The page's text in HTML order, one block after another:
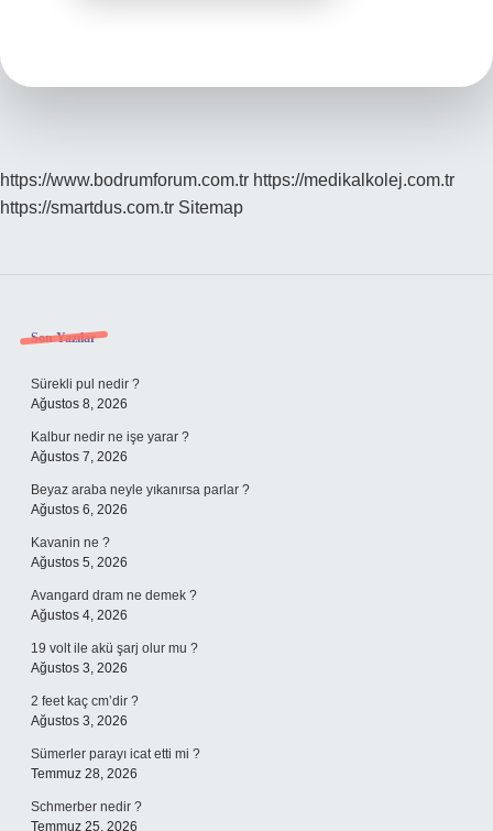
https://www.bodrumforum.com.tr https://medikalkolej.com.tr
https://smartdus.com.tr Sitemap
Sidebar
Son Yazılar
Sürekli pul nedir ?
Ağustos 8, 2026
Kalbur nedir ne işe yarar ?
Ağustos 7, 2026
Beyaz araba neyle yıkanırsa parlar ?
Ağustos 6, 2026
Kavanin ne ?
Ağustos 5, 2026
Avangard dram ne demek ?
Ağustos 4, 2026
19 volt ile akü şarj olur mu ?
Ağustos 3, 2026
2 feet kaç cm’dir ?
Ağustos 3, 2026
Sümerler parayı icat etti mi ?
Temmuz 28, 2026
Schmerber nedir ?
Temmuz 25, 2026